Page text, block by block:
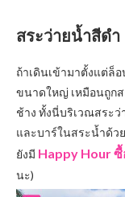
สระว่ายน้ำสีดำ
ถ้าเดินเข้ามาตั้งแต่ล็
ขนาดใหญ่ เหมือนถูกส
ช้าง ทั้งนี่บริเวณสระว่
และบาร์ในสระน้ำด้ว
ยังมี Happy Hour
นะ)